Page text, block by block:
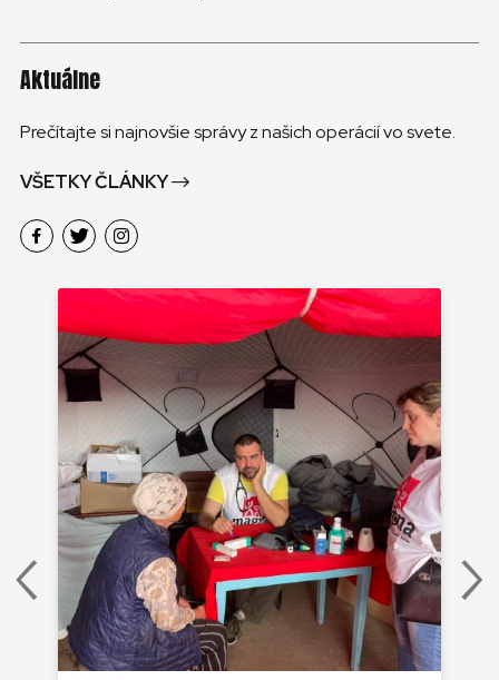
Aktuálne
Prečítajte si najnovšie správy z našich operácií vo svete.
VŠETKY ČLÁNKY